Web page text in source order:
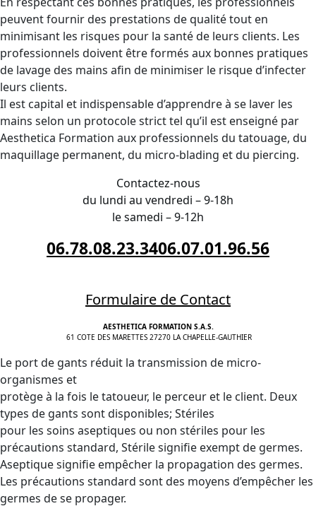
peuvent fournir des prestations de qualité tout en
minimisant les risques pour la santé de leurs clients. Les
professionnels doivent être formés aux bonnes pratiques
de lavage des mains afin de minimiser le risque d’infecter
leurs clients.
Il est capital et indispensable d’apprendre à se laver les
mains selon un protocole strict tel qu’il est enseigné par
Aesthetica Formation aux professionnels du tatouage, du
maquillage permanent, du micro-blading et du piercing.
Contactez-nous
du lundi au vendredi – 9-18h
le samedi – 9-12h
06.78.08.23.3406.07.01.96.56
Formulaire de Contact
AESTHETICA FORMATION S.A.S.
61 COTE DES MARETTES 27270 LA CHAPELLE-GAUTHIER
Le port de gants réduit la transmission de micro-
organismes et
protège à la fois le tatoueur, le perceur et le client. Deux
types de gants sont disponibles; Stériles
pour les soins aseptiques ou non stériles pour les
précautions standard, Stérile signifie exempt de germes.
Aseptique signifie empêcher la propagation des germes.
Les précautions standard sont des moyens d’empêcher les
germes de se propager.